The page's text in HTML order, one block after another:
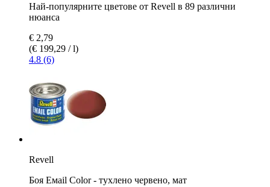
Най-популярните цветове от Revell в 89 различни
нюанса
€ 2,79
(€ 199,29 / l)
4.8 (6)
Revell
Боя Емаil Color - тухлено червено, мат